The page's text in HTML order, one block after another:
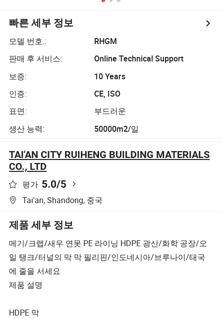
빠른 세부 정보
모델 번호.:
RHGM
판매 후 서비스:
Online Technical Support
보증:
10 Years
인증:
CE, ISO
표면:
부드러운
생산 능력:
50000m2/일
TAI'AN CITY RUIHENG BUILDING MATERIALS
CO., LTD
평가 5.0/5
Tai'an, Shandong, 중국
제품 세부 정보
메기/크랩/새우 연못 PE 라이닝 HDPE 광산/화학 공장/오
일 탱크/터널의 막 막 필리핀/인도네시아/브루나이/태국
에 줄을 서세요
제품 설명
HDPE 막